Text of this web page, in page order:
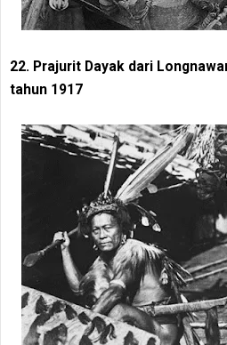
22. Prajurit Dayak dari
tahun 1917